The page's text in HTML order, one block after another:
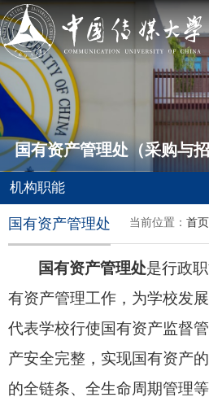
国有资产管理处（采购与
机构职能
当前位置：首页
国有资产管理处
国有资产管理处是行政
有资产管理工作， 为学校发
代表学校行使国有资产监督
产安全完整，实现国有资产
的全链条、全生命周期管理等